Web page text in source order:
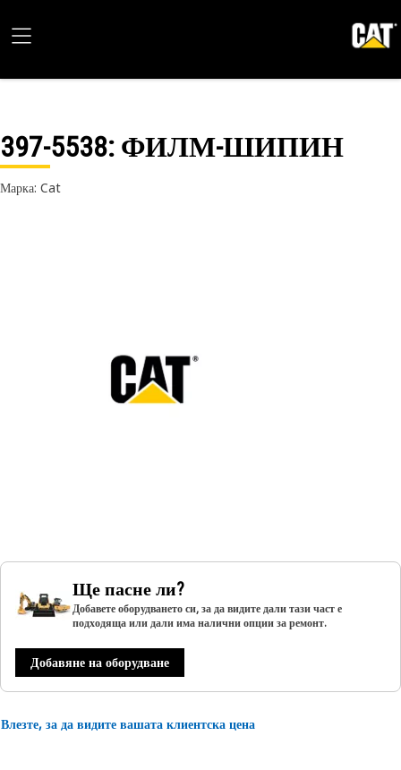
397-5538: ФИЛМ-ШИПИН
Марка: Cat
Ще пасне ли?
Добавете оборудването си, за да видите дали тази част е
подходяща или дали има налични опции за ремонт.
Добавяне на оборудване
Влезте, за да видите вашата клиентска цена